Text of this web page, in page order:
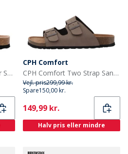
CPH Comfort Toesandaler Sort
CPH Comfort
CPH Comfort Two Strap Sandaler Mellembrun
Vejl. pris299,99 kr.
Spare150,00 kr.
Current
149,99 kr.
Halv pris eller mindre